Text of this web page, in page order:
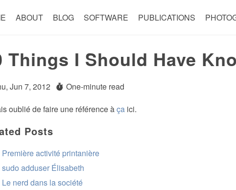
ABOUT BLOG SOFTWARE PUBLICATIONS
Things I Should Have
Jun 7, 2012
One-minute read
oublié de faire une référence àçaici.
Posts
Première activité printanière
sudo adduser Élisabeth
Le nerd dans la société